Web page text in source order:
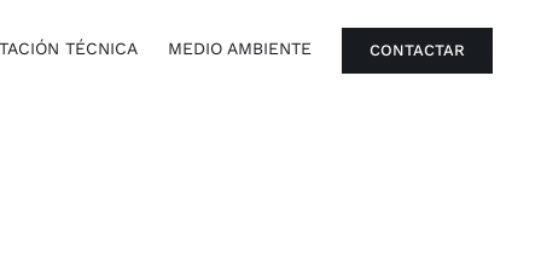
TÉCNICA MEDIO AMBIENTE CONTACTAR